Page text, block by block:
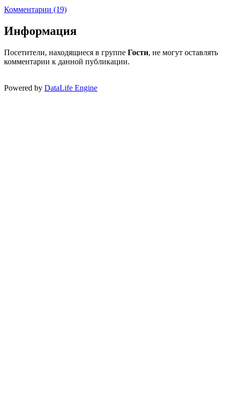
Комментарии (19)
Информация
Посетители, находящиеся в группе Гости, не могут оставлять
комментарии к данной публикации.
Powered by DataLife Engine